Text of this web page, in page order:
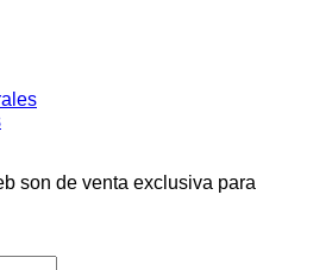
son de venta exclusiva para